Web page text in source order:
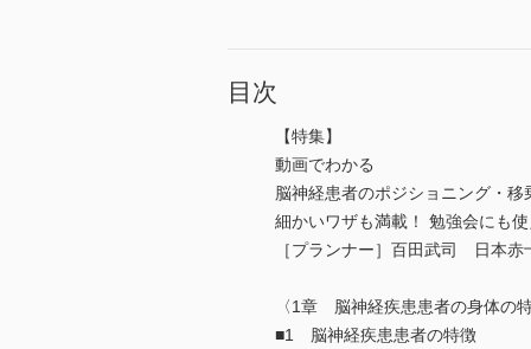
目次
【特集】
動画でわかる
脳神経患者のポジショニング・移
細かいワザも満載！ 勉強会にも
［プランナー］百田武司 日本赤
〈1章 脳神経疾患患者の身体の
■1 脳神経疾患患者の特徴